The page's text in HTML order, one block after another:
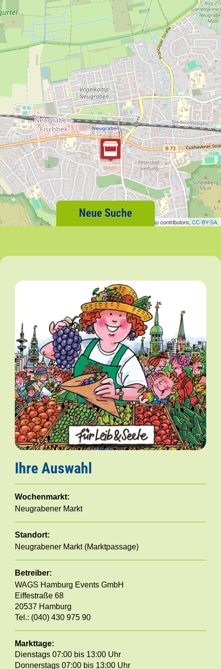
OpenStreetMapcontributors, CC-BY-SA,
Neue Suche
Ihre Auswahl
Wochenmarkt:
Neugrabener Markt
Standort:
Neugrabener Markt (Marktpassage)
Betreiber:
WAGS Hamburg Events GmbH
Eiffestraße 68
20537 Hamburg
Tel.: (040) 430 975 90
Markttage:
Dienstags 07:00 bis 13:00 Uhr
Donnerstags 07:00 bis 13:00 Uhr